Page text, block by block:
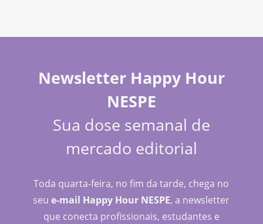
Newsletter Happy Hour
NESPE
Sua dose semanal de
mercado editorial
Toda quarta-feira, no fim da tarde, chega no
seue-mail Happy Hour NESPE, a newsletter
que conecta profissionais, estudantes e